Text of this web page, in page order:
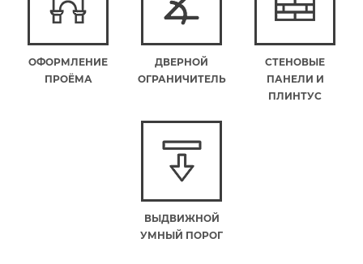
ОФОРМЛЕНИЕ
ПРОЁМА
ДВЕРНОЙ
ОГРАНИЧИТЕЛЬ
СТЕНОВЫЕ
ПАНЕЛИ И
ПЛИНТУС
ВЫДВИЖНОЙ
УМНЫЙ ПОРОГ